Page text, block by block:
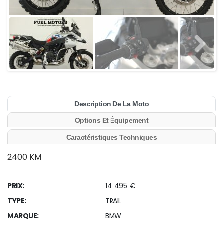
Description De La Moto
Options Et Équipement
Caractéristiques Techniques
2400 KM
PRIX:
14 495 €
TYPE:
TRAIL
MARQUE:
BMW